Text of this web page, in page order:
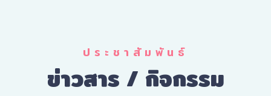
ประชาสัมพันธ์
ข่าวสาร / กิจกรรม